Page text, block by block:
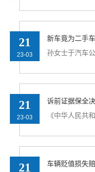
21
23-03
新车竟为二手
21
23-03
诉前证据保全
21
车辆贬值损失